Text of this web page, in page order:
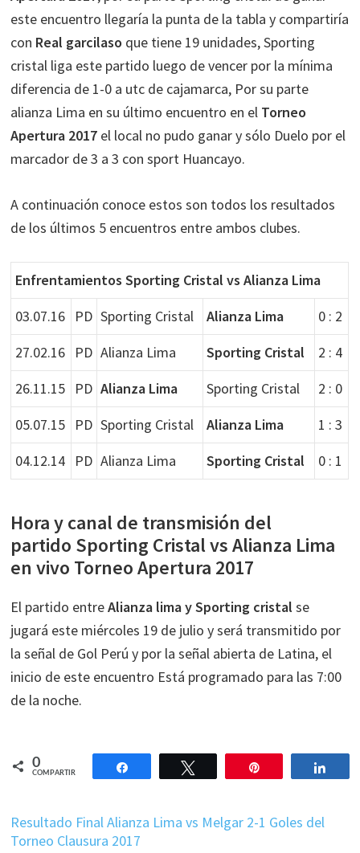
este encuentro llegaría la punta de la tabla y compartiría
con Real garcilaso que tiene 19 unidades, Sporting
cristal liga este partido luego de vencer por la mínima
diferencia de 1-0 a utc de cajamarca, Por su parte
alianza Lima en su último encuentro en el Torneo
Apertura 2017 el local no pudo ganar y sólo Duelo por el
marcador de 3 a 3 con sport Huancayo.
A continuación conoce estos son todos los resultados
de los últimos 5 encuentros entre ambos clubes.
Enfrentamientos Sporting Cristal vs Alianza Lima
03.07.16
PD Sporting Cristal Alianza Lima
0 : 2
27.02.16
PD Alianza Lima Sporting Cristal
2 : 4
26.11.15
PD Alianza Lima Sporting Cristal
2 : 0
05.07.15
PD Sporting Cristal Alianza Lima
1 : 3
04.12.14
PD Alianza Lima Sporting Cristal 0 : 1
Hora y canal de transmisión del
partido Sporting Cristal vs Alianza Lima
en vivo Torneo Apertura 2017
El partido entreAlianza lima y Sporting cristal se
jugará este miércoles 19 de julio y será transmitido por
la señal de Gol Perú y por la señal abierta de Latina, el
inicio de este encuentro Está programado para las 7:00
de la noche.
0
COMPARTIR
Compartir
Resultado Final Alianza Lima vs Melgar 2-1 Goles del
Torneo Clausura 2017